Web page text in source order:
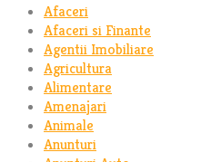
Afaceri
Afaceri si Finante
Agentii Imobiliare
Agricultura
Alimentare
Amenajari
Animale
Anunturi